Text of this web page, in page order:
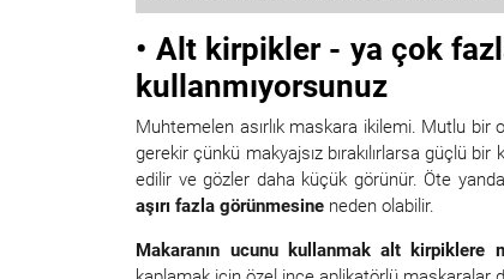
• Alt kirpikler - ya çok
kullanmıyorsunuz
Muhtemelen asırlık maskara ikilemi. Mutlu
gerekir çünkü makyajsız bırakılırlarsa güçlü
edilir ve gözler daha küçük görünür. Öte
aşırı fazla görünmesine neden olabilir.
Makaranın ucunu kullanmak alt kirpiklere